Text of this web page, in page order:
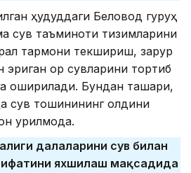
ҳудуддаги Беловод гуруҳ
сув таъминоти тизимларини
тармоқни текшириш, зарур
эриган қор сувларини тортиб
оширилади. Бундан ташқари,
сув тошқинининг олдини
қурилмоқда.
далаларини сув билан
яхшилаш мақсадида